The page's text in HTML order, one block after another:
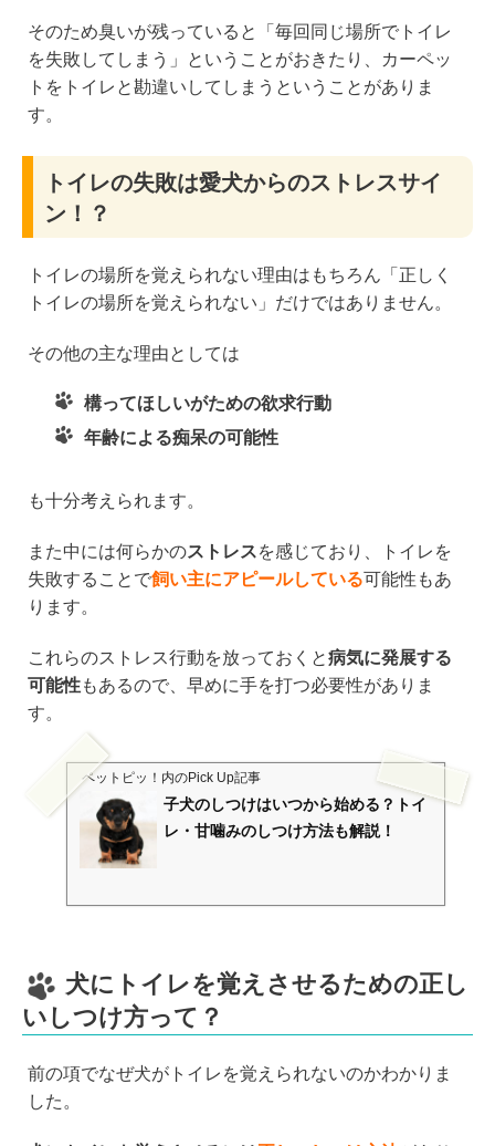
そのため臭いが残っていると「毎回同じ場所でトイレ
を失敗してしまう」ということがおきたり、カーペッ
トをトイレと勘違いしてしまうということがありま
す。
トイレの失敗は愛犬からのストレスサイ
ン！？
トイレの場所を覚えられない理由はもちろん「正しく
トイレの場所を覚えられない」だけではありません。
その他の主な理由としては
構ってほしいがための欲求行動
年齢による痴呆の可能性
も十分考えられます。
また中には何らかのストレスを感じており、トイレを
失敗することで飼い主にアピールしている可能性もあ
ります。
これらのストレス行動を放っておくと病気に発展する
可能性もあるので、早めに手を打つ必要性がありま
す。
ペットピッ！ 内のPick Up記事
子犬のしつけはいつから始める？トイ
レ・甘噛みのしつけ方法も解説！
犬にトイレを覚えさせるための正し
いしつけ方って？
前の項でなぜ犬がトイレを覚えられないのかわかりま
した。